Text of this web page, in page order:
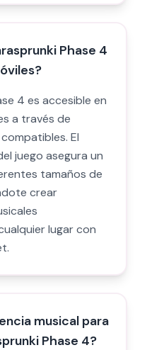
Phase 4
4 es accesible en
a través de
El
juego asegura un
tamaños de
crear
lugar con
musical para
Phase 4?